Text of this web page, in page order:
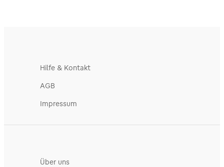
Hilfe & Kontakt
AGB
Impressum
Über uns